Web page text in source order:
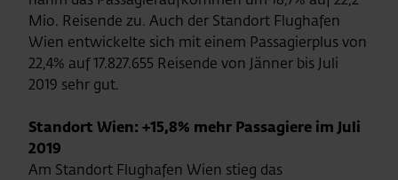
Mio. Reisende zu. Auch der Standort Flughafen
Wien entwickelte sich mit einem Passagierplus von
22,4% auf 17.827.655 Reisende von Jänner bis Juli
2019 sehr gut.
Standort Wien: +15,8% mehr Passagiere im Juli
2019
Am Standort Flughafen Wien stieg das